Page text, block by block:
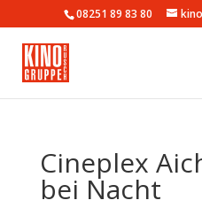
08251 89 83 80
Cineplex
bei Nacht